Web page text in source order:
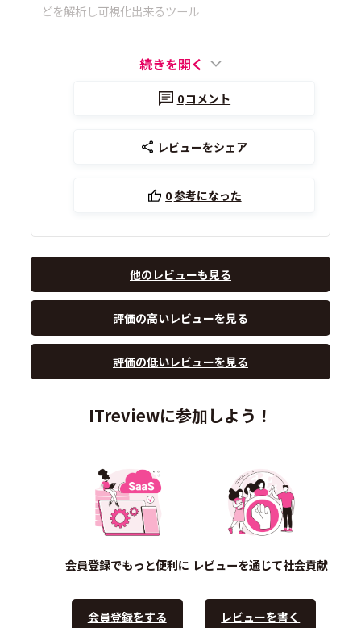
どを解析し可視化出来るツール
続きを開く
0コメント
レビューをシェア
0参考になった
他のレビューも見る
評価の高いレビューを見る
評価の低いレビューを見る
ITreviewに参加しよう！
会員登録でもっと便利に
会員登録をする
レビューを通じて社会貢献
レビューを書く